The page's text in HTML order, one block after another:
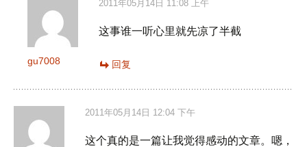
gu7008
2011年05月14日 11:08 上午
这事谁一听心里就先凉了半截
回复
2011年05月14日 12:04 下午
这个真的是一篇让我觉得感动的文章。嗯，